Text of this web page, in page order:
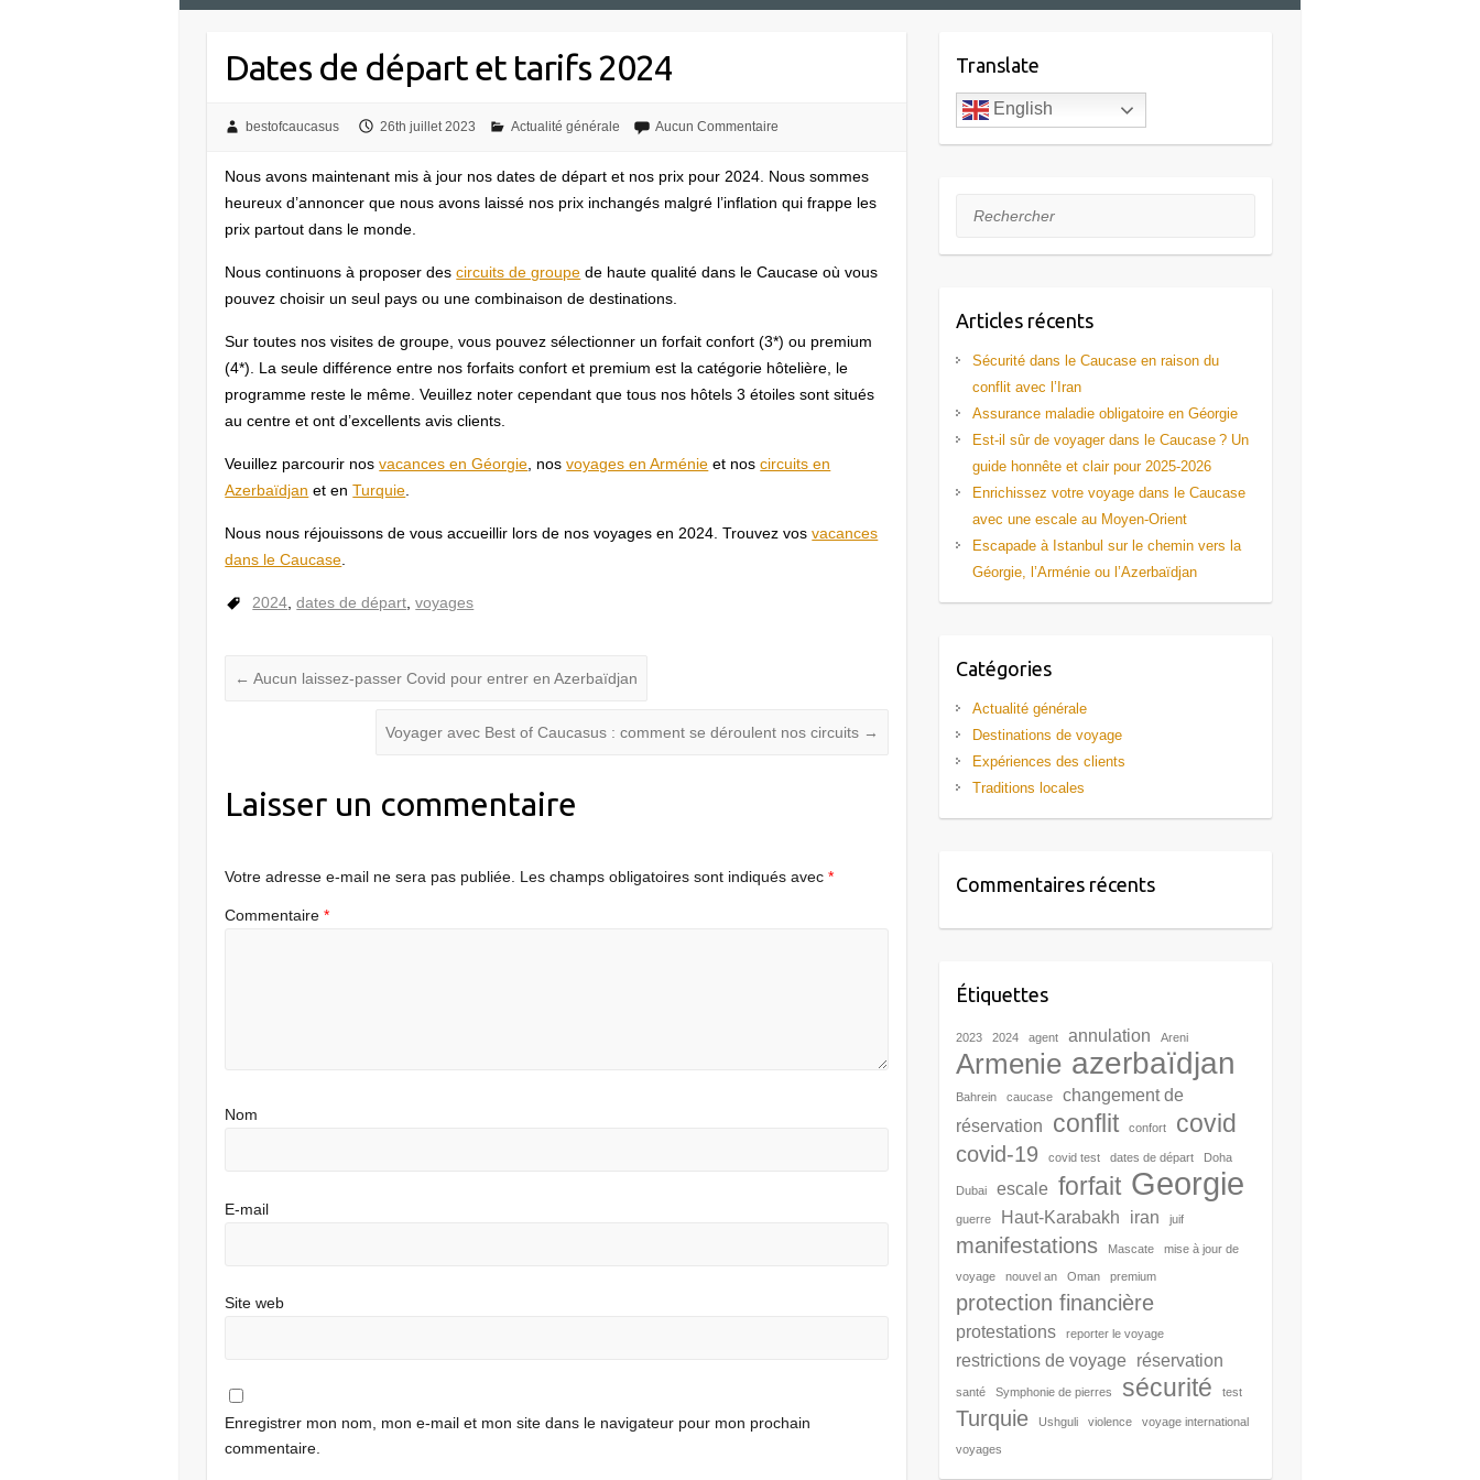
Dates de départ et tarifs 2024
bestofcaucasus 26th juillet 2023 Actualité générale Aucun Commentaire
Nous avons maintenant mis à jour nos dates de départ et nos prix pour 2024. Nous sommes
heureux d’annoncer que nous avons laissé nos prix inchangés malgré l’inflation qui frappe les
prix partout dans le monde.
Nous continuons à proposer descircuits de groupe de haute qualité dans le Caucase où vous
pouvez choisir un seul pays ou une combinaison de destinations.
Sur toutes nos visites de groupe, vous pouvez sélectionner un forfait confort (3*) ou premium
(4*). La seule différence entre nos forfaits confort et premium est la catégorie hôtelière, le
programme reste le même. Veuillez noter cependant que tous nos hôtels 3 étoiles sont situés
au centre et ont d’excellents avis clients.
Veuillez parcourir nosvacances en Géorgie , nosvoyages en Arménie et noscircuits en
Azerbaïdjan et enTurquie
Nous nous réjouissons de vous accueillir lors de nos voyages en 2024. Trouvez vosvacances
dans le Caucase
2024 ,dates de départ ,voyages
← Aucun laissez-passer Covid pour entrer en Azerbaïdjan
Voyager avec Best of Caucasus : comment se déroulent nos circuits →
Laisser un commentaire
Votre adresse e-mail ne sera pas publiée. Les champs obligatoires sont indiqués avec*
Commentaire*
Nom
E-mail
Site web
Enregistrer mon nom, mon e-mail et mon site dans le navigateur pour mon prochain
commentaire.
Translate
English
Rechercher
Articles récents
Sécurité dans le Caucase en raison du
conflit avec l’Iran
Assurance maladie obligatoire en Géorgie
Est-il sûr de voyager dans le Caucase ? Un
guide honnête et clair pour 2025-2026
Enrichissez votre voyage dans le Caucase
avec une escale au Moyen-Orient
Escapade à Istanbul sur le chemin vers la
Géorgie, l’Arménie ou l’Azerbaïdjan
Catégories
Actualité générale
Destinations de voyage
Expériences des clients
Traditions locales
Commentaires récents
Étiquettes
2023 2024 agent annulation Areni
Armenie azerbaïdjan
Bahrein caucase
changement de
réservation
conflit confort covid
covid-19 covid test dates de départ Doha
Dubai escale forfait Georgie
guerre Haut-Karabakh iran juif
manifestations Mascate mise à jour de
voyage nouvel an Oman premium
protection financière
protestations reporter le voyage
restrictions de voyage réservation
santé Symphonie de pierres sécurité test
Turquie Ushguli violence voyage international
voyages